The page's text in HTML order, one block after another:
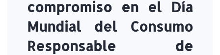
compromiso en el Día
Mundial del Consumo
Responsable de